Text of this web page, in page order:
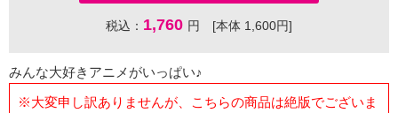
税込： 1,760 円 [本体 1,600円]
みんな大好きアニメがいっぱい♪
※大変申し訳ありませんが、こちらの商品は絶版でございま